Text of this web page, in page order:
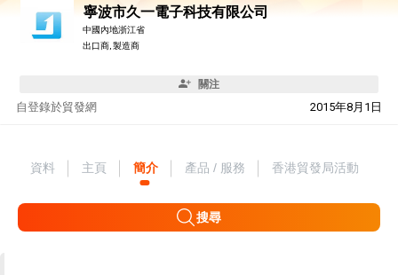
寧波市久一電子科技有限公司
中國內地浙江省
出口商, 製造商
關注
自 2015年8月1日
登錄於貿發網
資料 主頁 簡介 產品 / 服務 香港貿發局活動
搜尋